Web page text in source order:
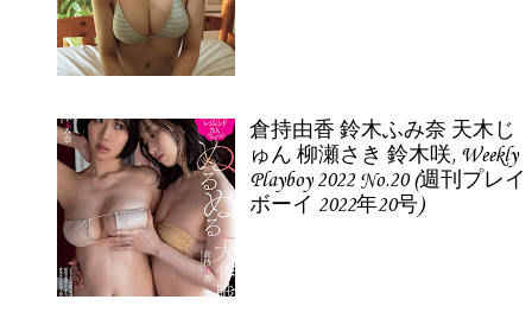
倉持由香 鈴木ふみ奈 天木じ
ゅん 柳瀬さき 鈴木咲, Weekly
Playboy 2022 No.20 (週刊プレイ
ボーイ 2022年20号)